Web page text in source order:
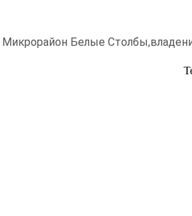
Микрорайон Белые Столбы,